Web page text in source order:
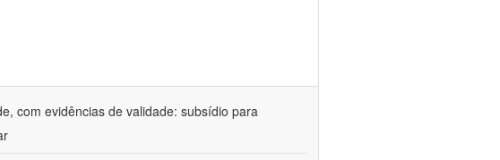
com evidências de validade: subsídio para